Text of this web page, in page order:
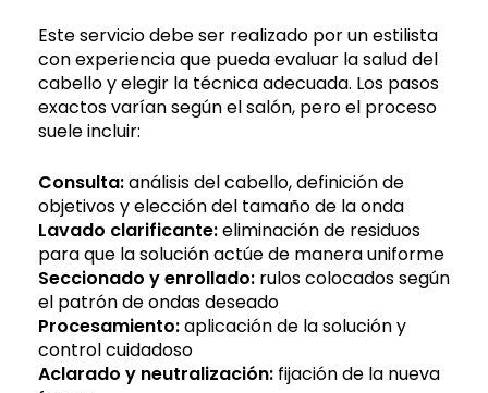
Este servicio debe ser realizado por un estilista
con experiencia que pueda evaluar la salud del
cabello y elegir la técnica adecuada. Los pasos
exactos varían según el salón, pero el proceso
suele incluir:
Consulta:análisis del cabello, definición de
objetivos y elección del tamaño de la onda
Lavado clarificante:eliminación de residuos
para que la solución actúe de manera uniforme
Seccionado y enrollado: rulos colocados según
el patrón de ondas deseado
Procesamiento:aplicación de la solución y
control cuidadoso
Aclarado y neutralización: fijación de la nueva